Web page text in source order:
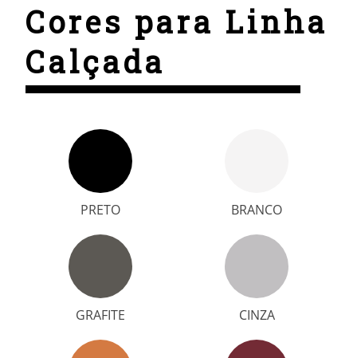
Cores para Linha
Calçada
PRETO BRANCO
GRAFITE CINZA